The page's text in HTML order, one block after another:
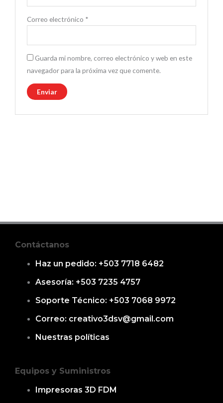
Correo electrónico *
Guarda mi nombre, correo electrónico y web en este
navegador para la próxima vez que comente.
Contáctanos
Haz un pedido: +503 7718 6482
Asesoría: +503 7235 4757
Soporte Técnico: +503 7068 9972
Correo: creativo3dsv@gmail.com
Nuestras políticas
Equipos y Suministros
Impresoras 3D FDM